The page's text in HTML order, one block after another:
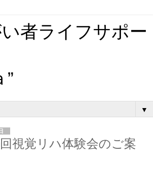
者ライフサポー
”
▼
視覚リハ体験会のご案